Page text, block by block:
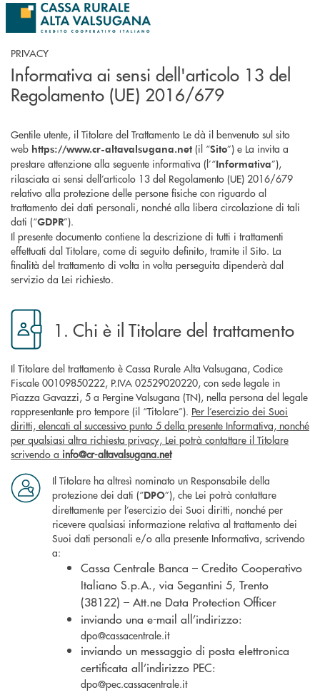
Salta al contenuto principale
PRIVACY
Informativa ai sensi dell'articolo 13 del
Regolamento (UE) 2016/679
Gentile utente, il Titolare del Trattamento Le dà il benvenuto sul sito
web https://www.cr-altavalsugana.net (il “Sito”) e La invita a
prestare attenzione alla seguente informativa (l’“Informativa”),
rilasciata ai sensi dell’articolo 13 del Regolamento (UE) 2016/679
relativo alla protezione delle persone fisiche con riguardo al
trattamento dei dati personali, nonché alla libera circolazione di tali
dati (“GDPR”).
Il presente documento contiene la descrizione di tutti i trattamenti
effettuati dal Titolare, come di seguito definito, tramite il Sito. La
finalità del trattamento di volta in volta perseguita dipenderà dal
servizio da Lei richiesto.
1. Chi è il Titolare del trattamento
Il Titolare del trattamento è Cassa Rurale Alta Valsugana, Codice
Fiscale 00109850222, P.IVA 02529020220, con sede legale in
Piazza Gavazzi, 5 a Pergine Valsugana (TN), nella persona del legale
rappresentante pro tempore (il “Titolare”). Per l’esercizio dei Suoi
diritti, elencati al successivo punto 5 della presente Informativa, nonché
per qualsiasi altra richiesta privacy, Lei potrà contattare il Titolare
scrivendo a info@cr-altavalsugana.net
Il Titolare ha altresì nominato un Responsabile della
protezione dei dati (“DPO”), che Lei potrà contattare
direttamente per l’esercizio dei Suoi diritti, nonché per
ricevere qualsiasi informazione relativa al trattamento dei
Suoi dati personali e/o alla presente Informativa, scrivendo
a:
Cassa Centrale Banca – Credito Cooperativo
Italiano S.p.A., via Segantini 5, Trento
(38122) – Att.ne Data Protection Officer
inviando una e-mail all’indirizzo:
dpo@cassacentrale.it
inviando un messaggio di posta elettronica
certificata all’indirizzo PEC:
dpo@pec.cassacentrale.it